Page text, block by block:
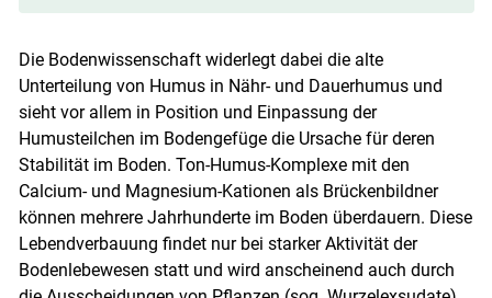
Die Bodenwissenschaft widerlegt dabei die alte
Unterteilung von Humus in Nähr- und Dauerhumus und
sieht vor allem in Position und Einpassung der
Humusteilchen im Bodengefüge die Ursache für deren
Stabilität im Boden. Ton-Humus-Komplexe mit den
Calcium- und Magnesium-Kationen als Brückenbildner
können mehrere Jahrhunderte im Boden überdauern. Diese
Lebendverbauung findet nur bei starker Aktivität der
Bodenlebewesen statt und wird anscheinend auch durch